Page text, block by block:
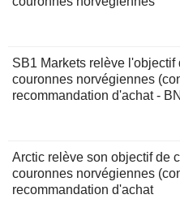
SB1 Markets relève
couronnes norvégiennes
recommandation d'achat - BN
Arctic relève son objectif de
couronnes norvégiennes
recommandation d'achat